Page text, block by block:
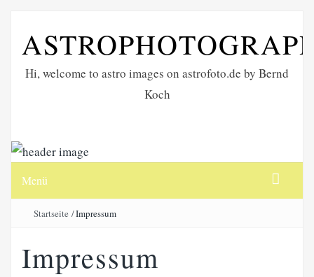
Hi, welcome to astro images on astrofoto.de by Bernd
Koch
Menü
Startseite /Impressum
Impressum